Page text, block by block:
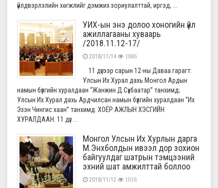
үйлдвэрлэлийн хөгжлийг дэмжих зориулалттай, иргэд, ...
УИХ-ын энэ долоо хоногийн үйл
ажиллагааны хуваарь
/2018.11.12-17/
2018/11/14 1086
11 дүгээр сарын 12-ны Даваа гарагт:
Улсын Их Хурал дахь Монгол Ардын
намын бүлгийн хуралдаан “Жанжин Д.Сүхбаатар” танхимд;
Улсын Их Хурал дахь Ардчилсан намын бүлгийн хуралдаан “Их
Эзэн Чингис хаан” танхимд. ХОЁР.АЖЛЫН ХЭСГИЙН
ХУРАЛДААН: 11 дүг ...
Монгол Улсын Их Хурлын дарга
М.Энхболдын ивээл дор зохион
байгуулдаг шатрын тэмцээний
эхний шат амжилттай боллоо
2018/11/12 1018